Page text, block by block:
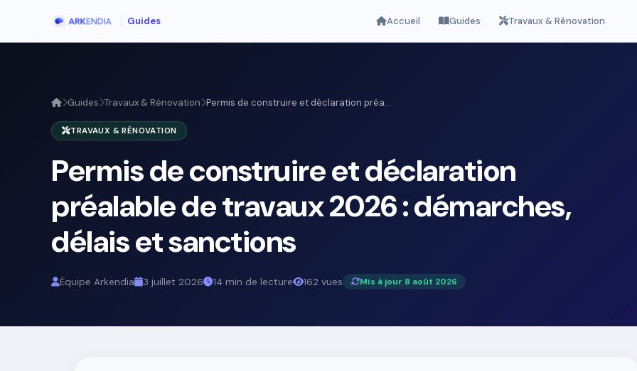
Guides Accueil Guides Travaux & Rénovation
Guides Travaux & Rénovation Permis de construire et déclaration préa...
TRAVAUX & RÉNOVATION
Permis de construire et déclaration
préalable de travaux 2026 : démarches,
délais et sanctions
Équipe Arkendia 3 juillet 2026 14 min de lecture 162 vues Mis à jour 8 août 2026